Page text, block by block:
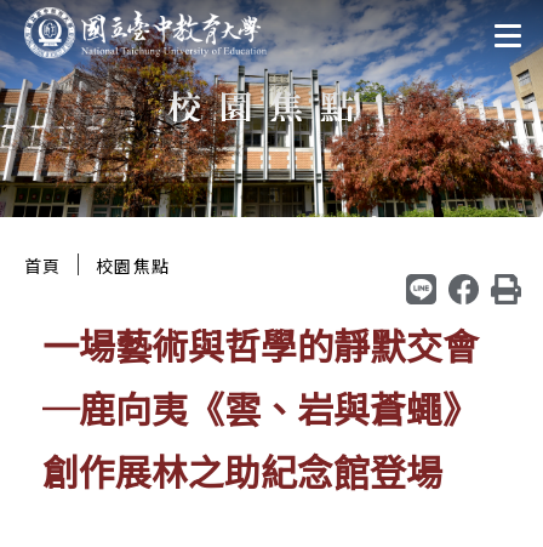
跳
至
主
要
區
:::
校園焦點
首頁 ｜ 校園焦點
一場藝術與哲學的靜默交會
─鹿向夷《雲、岩與蒼蠅》
創作展林之助紀念館登場